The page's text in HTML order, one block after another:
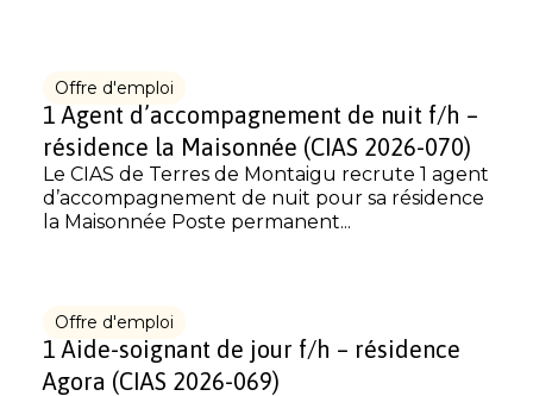
Offre d'emploi
1 Agent d’accompagnement de nuit f/h –
résidence la Maisonnée (CIAS 2026-070)
Le CIAS de Terres de Montaigu recrute 1 agent
d’accompagnement de nuit pour sa résidence
la Maisonnée Poste permanent...
Offre d'emploi
1 Aide-soignant de jour f/h – résidence
Agora (CIAS 2026-069)